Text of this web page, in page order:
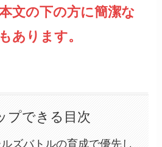
文の下の方に簡潔な
あります。
プできる目次
ズバトルの育成で優先し